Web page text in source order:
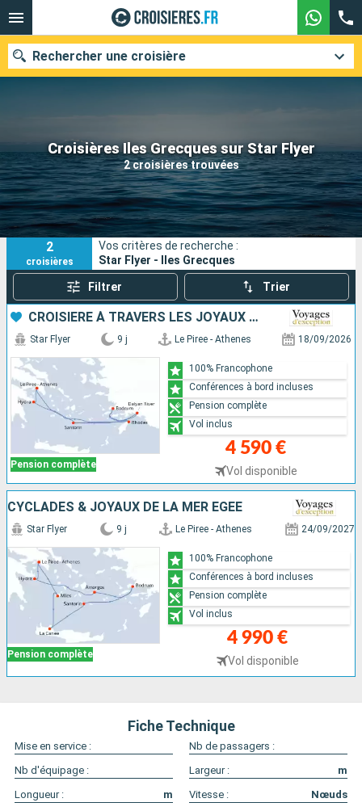
Croisières Iles Grecques sur Star Flyer
2 croisières trouvées
Rechercher une croisière
Nos destinations
Mois de départ
Ports Compagnies
Rechercher
2
croisières
Vos critères de recherche :
Star Flyer - Iles Grecques
Filtrer Trier
CROISIÈRE À TRAVERS LES JOYAUX DES ÎLES GRECQUES AVEC JEAN-FRANÇOIS COLOSIMO
Pension complète
Star Flyer 9 j Le Piree - Athenes 18/09/2026
4 590 €
Vol disponible
100% Francophone
Conférences à bord incluses
Pension complète
Vol inclus
CYCLADES & JOYAUX DE LA MER ÉGÉE
Pension complète
Star Flyer 9 j Le Piree - Athenes 24/09/2027
4 990 €
Vol disponible
100% Francophone
Conférences à bord incluses
Pension complète
Vol inclus
Fiche Technique
Mise en service :
Nb de passagers :
Nb d'équipage :
Largeur :
m
Longueur :
m Vitesse : Nœuds